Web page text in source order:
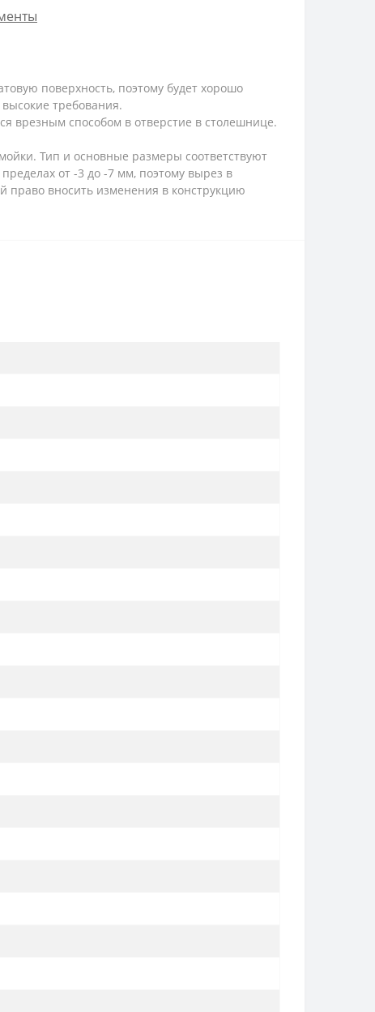
поверхность, поэтому будет хорошо
требования.
врезным способом в отверстие в столешнице.
Тип и основные размеры соответствуют
от -3 до -7 мм, поэтому вырез в
право вносить изменения в конструкцию